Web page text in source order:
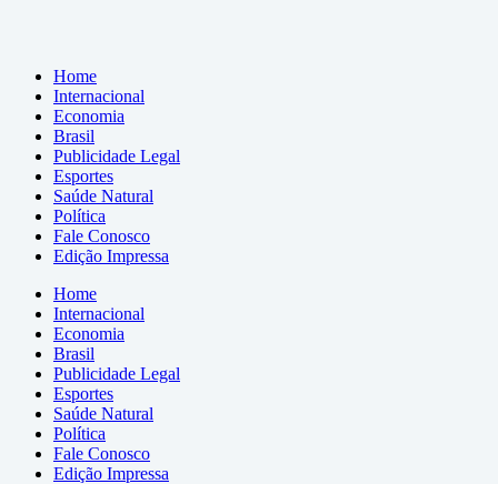
Home
Internacional
Economia
Brasil
Publicidade Legal
Esportes
Saúde Natural
Política
Fale Conosco
Edição Impressa
Home
Internacional
Economia
Brasil
Publicidade Legal
Esportes
Saúde Natural
Política
Fale Conosco
Edição Impressa